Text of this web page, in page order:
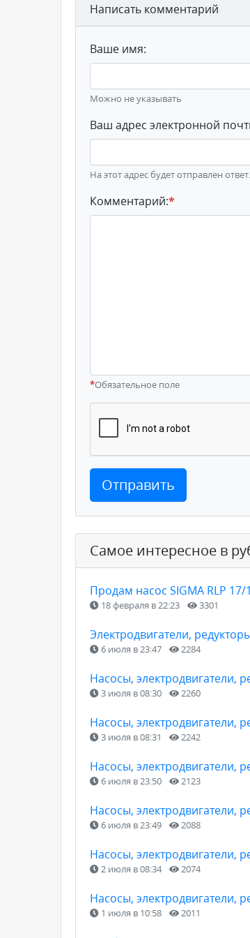
Написать комментарий
Ваше имя:
Можно не указывать
Ваш адрес электронной
На этот адрес будет отправлен
Комментарий:*
*Обязательное поле
Отправить
Самое интересное в
Продам насос SIGMA RLP
18 февраля в 22:23 3301
Электродвигатели,
6 июля в 23:47 2284
Насосы, электродвигатели,
3 июля в 08:30 2260
Насосы, электродвигатели,
3 июля в 08:31 2242
Насосы, электродвигатели,
6 июля в 23:50 2123
Насосы, электродвигатели,
6 июля в 23:49 2088
Насосы, электродвигатели,
2 июля в 08:34 2074
Насосы, электродвигатели,
1 июля в 10:58 2011